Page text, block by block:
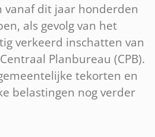
vanaf dit jaar honderden
als gevolg van het
verkeerd inschatten van
Planbureau (CPB).
tekorten en
belastingen nog verder